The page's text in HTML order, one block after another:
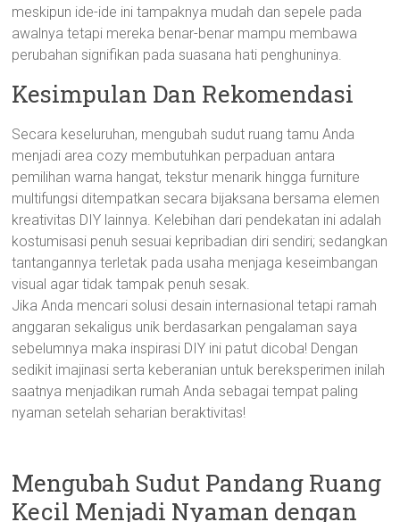
meskipun ide-ide ini tampaknya mudah dan sepele pada
awalnya tetapi mereka benar-benar mampu membawa
perubahan signifikan pada suasana hati penghuninya.
Kesimpulan Dan Rekomendasi
Secara keseluruhan, mengubah sudut ruang tamu Anda
menjadi area cozy membutuhkan perpaduan antara
pemilihan warna hangat, tekstur menarik hingga furniture
multifungsi ditempatkan secara bijaksana bersama elemen
kreativitas DIY lainnya. Kelebihan dari pendekatan ini adalah
kostumisasi penuh sesuai kepribadian diri sendiri; sedangkan
tantangannya terletak pada usaha menjaga keseimbangan
visual agar tidak tampak penuh sesak.
Jika Anda mencari solusi desain internasional tetapi ramah
anggaran sekaligus unik berdasarkan pengalaman saya
sebelumnya maka inspirasi DIY ini patut dicoba! Dengan
sedikit imajinasi serta keberanian untuk bereksperimen inilah
saatnya menjadikan rumah Anda sebagai tempat paling
nyaman setelah seharian beraktivitas!
Mengubah Sudut Pandang Ruang
Kecil Menjadi Nyaman dengan